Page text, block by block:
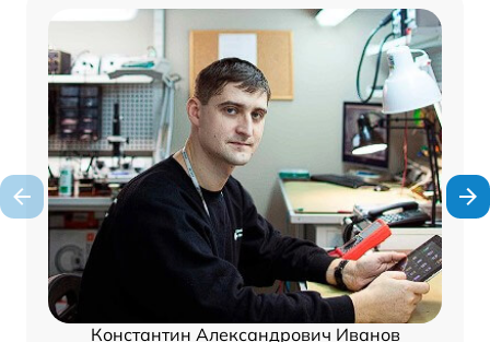
Константин Александрович Иванов